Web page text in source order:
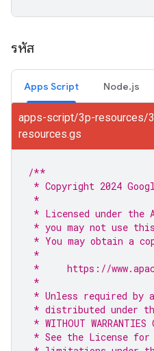
รหัส
Apps Script Node.js
apps-script/3p-resources/
resources.gs
/**
* Copyright 2024
*
* Licensed under the
* you may not use
* You may obtain a
*
*     https://
*
* Unless required by
* distributed under
* WITHOUT
* See the License for